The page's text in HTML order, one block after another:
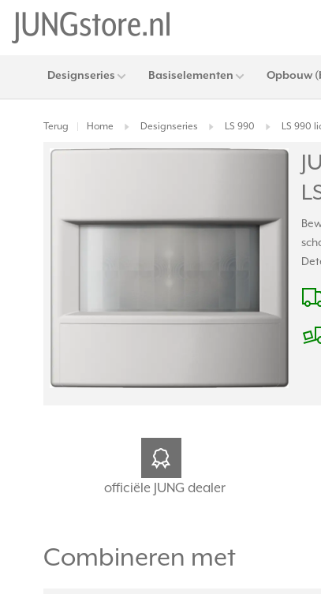
Designseries Basiselementen Opbouw
Terug Home Designseries LS 990 LS 990
officiële JUNG dealer
Combineren met